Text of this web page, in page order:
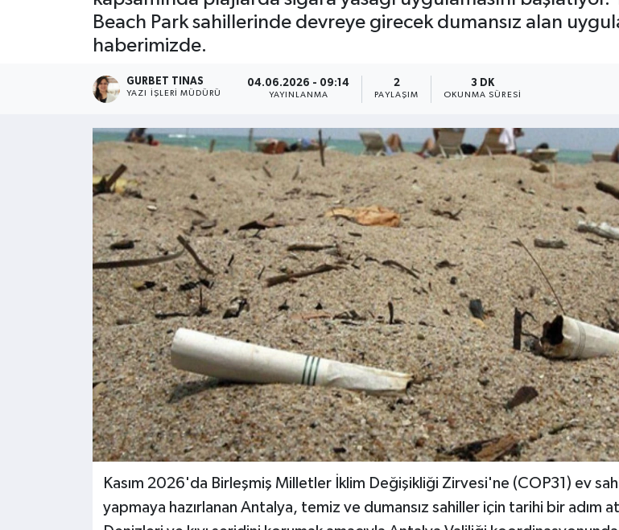
Beach Park sahillerinde devreye girecek dumansız alan
haberimizde.
GURBET TINAS
YAZI İŞLERI MÜDÜRÜ
04.06.2026 - 09:14
YAYINLANMA
2
PAYLAŞIM
3 DK
OKUNMA SÜRESI
Kasım 2026'da Birleşmiş Milletler İklim Değişikliği Zirvesi'ne (COP31) ev
yapmaya hazırlanan Antalya, temiz ve dumansız sahiller için tarihi bir adım
Kültür - Sanat